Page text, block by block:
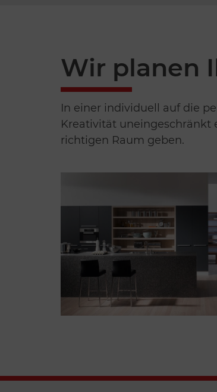
Wir planen
In einer individuell auf die
Kreativität uneingeschränkt
richtigen Raum geben.